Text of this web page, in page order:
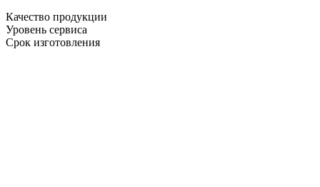
Качество продукции
Уровень сервиса
Срок изготовления